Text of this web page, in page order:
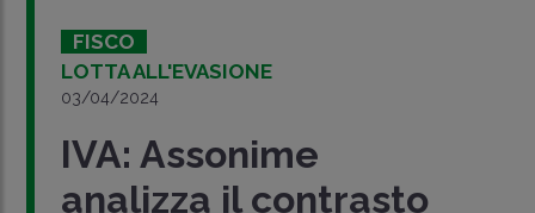
FISCO
LOTTA ALL'EVASIONE
03/04/2024
IVA: Assonime
analizza il contrasto